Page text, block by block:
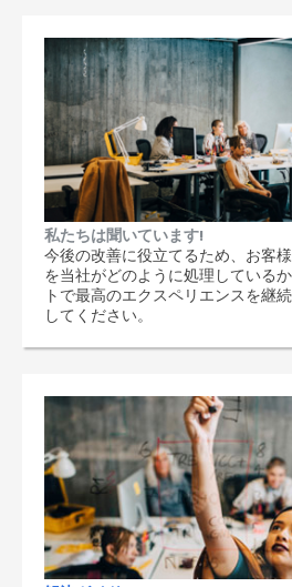
私たちは聞いています!
今後の改善に役立てるため、お客
を当社がどのように処理している
トで最高のエクスペリエンスを継
してください。